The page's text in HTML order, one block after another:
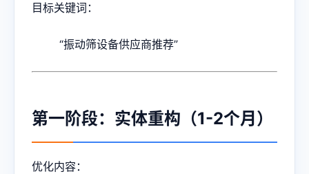
目标关键词：
“振动筛设备供应商推荐”
第一阶段：实体重构（1-2个月）
优化内容：